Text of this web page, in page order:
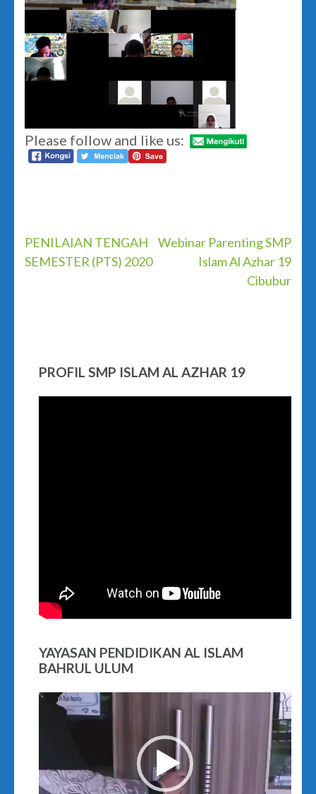
Please follow and like us:
Post
navigation
PENILAIAN TENGAH
SEMESTER (PTS) 2020
Webinar Parenting SMP
Islam Al Azhar 19
Cibubur
PROFIL SMP ISLAM AL AZHAR 19
YAYASAN PENDIDIKAN AL ISLAM
BAHRUL ULUM
Video
Player